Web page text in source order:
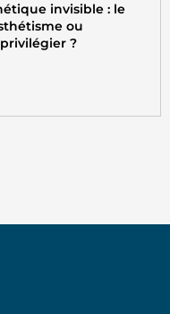
invisible : le
ou
?